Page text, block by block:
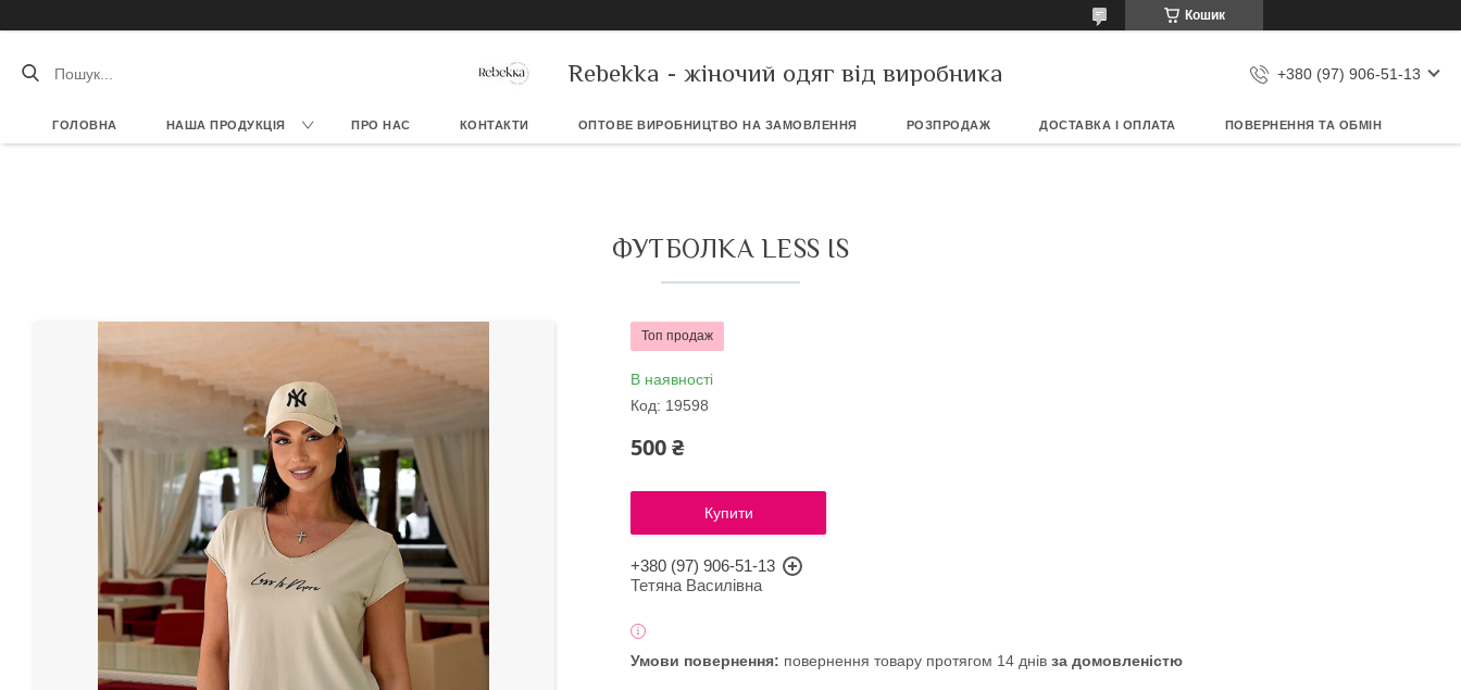
Кошик
Rebekka - жіночий одяг від виробника +380 (97) 906-51-13
ГОЛОВНА НАША ПРОДУКЦІЯ ПРО НАС КОНТАКТИ ОПТОВЕ ВИРОБНИЦТВО НА ЗАМОВЛЕННЯ РОЗПРОДАЖ ДОСТАВКА І ОПЛАТА ПОВЕРНЕННЯ ТА ОБМІН
ФУТБОЛКА LESS IS
Топ продаж
В наявності
Код: 19598
500 ₴
Купити
+380 (97) 906-51-13
Тетяна Василівна
повернення товару протягом 14 днів за домовленістю